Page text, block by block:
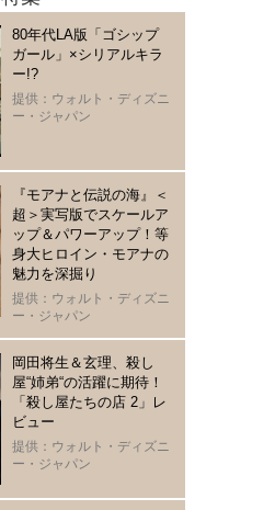
80年代LA版「ゴシップ
ガール」×シリアルキラ
ー!?
提供：ウォルト・ディズニ
ー・ジャパン
『モアナと伝説の海』＜
超＞実写版でスケールア
ップ＆パワーアップ！等
身大ヒロイン・モアナの
魅力を深掘り
提供：ウォルト・ディズニ
ー・ジャパン
岡田将生＆玄理、殺し
屋“姉弟“の活躍に期待！
「殺し屋たちの店 2」レ
ビュー
提供：ウォルト・ディズニ
ー・ジャパン